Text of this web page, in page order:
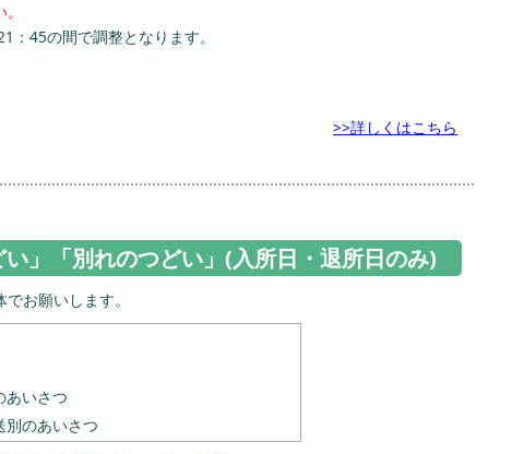
：45の間で調整となります。
>>詳しくはこちら
い」「別れのつどい」(入所日・退所日のみ)
お願いします。
あいさつ
別のあいさつ